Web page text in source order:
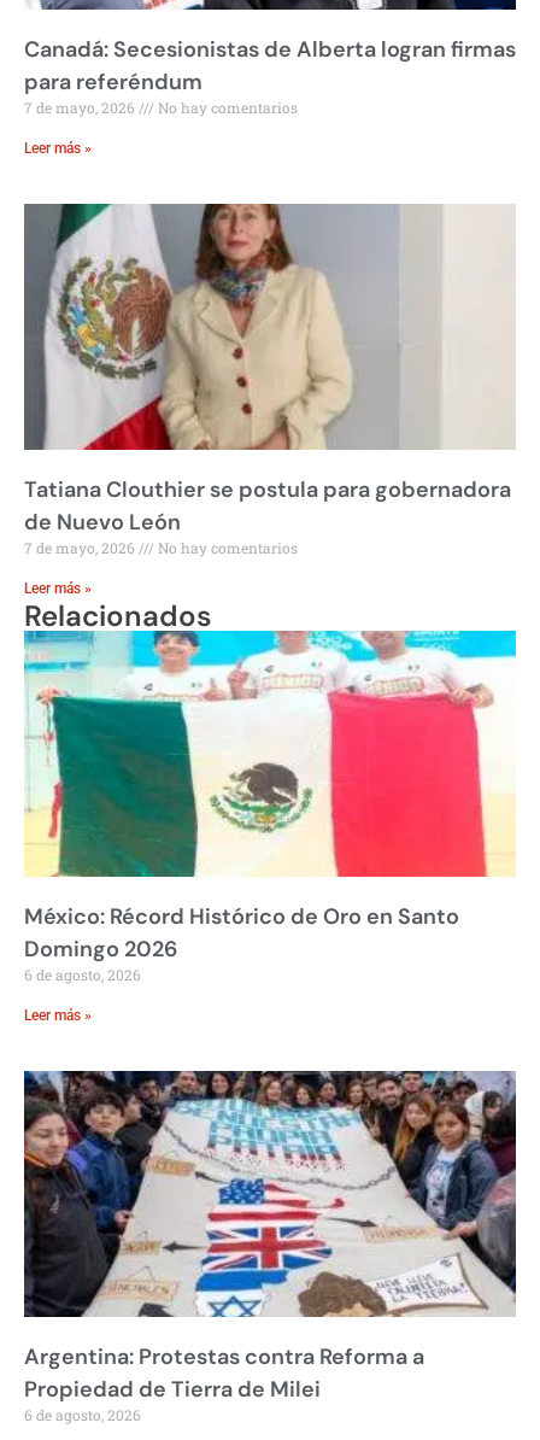
Canadá: Secesionistas de Alberta logran firmas
para referéndum
7 de mayo, 2026 No hay comentarios
Leer más »
Tatiana Clouthier se postula para gobernadora
de Nuevo León
7 de mayo, 2026 No hay comentarios
Leer más »
Relacionados
México: Récord Histórico de Oro en Santo
Domingo 2026
6 de agosto, 2026
Leer más »
Argentina: Protestas contra Reforma a
Propiedad de Tierra de Milei
6 de agosto, 2026